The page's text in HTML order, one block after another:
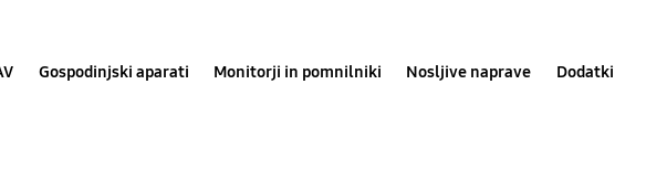
Gospodinjski aparati Monitorji in pomnilniki Nosljive naprave Dodatki